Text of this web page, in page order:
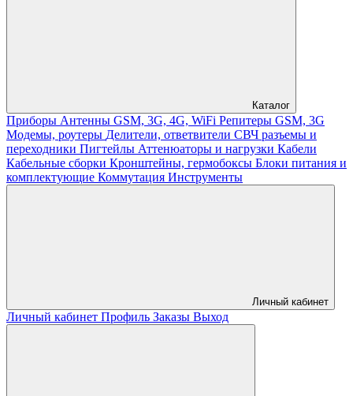
Каталог
Приборы Антенны GSM, 3G, 4G, WiFi Репитеры GSM, 3G
Модемы, роутеры Делители, ответвители СВЧ разъемы и
переходники Пигтейлы Аттенюаторы и нагрузки Кабели
Кабельные сборки Кронштейны, гермобоксы Блоки питания и
комплектующие Коммутация Инструменты
Личный кабинет
Личный кабинет Профиль Заказы Выход